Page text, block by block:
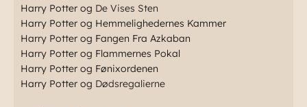
Harry Potter og De Vises Sten
Harry Potter og Hemmelighedernes Kammer
Harry Potter og Fangen Fra Azkaban
Harry Potter og Flammernes Pokal
Harry Potter og Fønixordenen
Harry Potter og Dødsregalierne